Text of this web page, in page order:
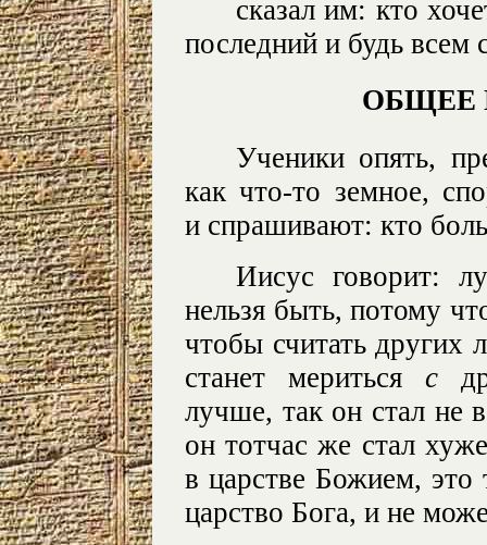
сказал им: кто
последний и будь всем
ОБЩЕЕ
Ученики опять,
как что-то земное,
и спрашивают: кто
Иисус говорит:
нельзя быть, потому
чтобы считать других
станет мериться с
лучше, так он стал не
он тотчас же стал
в царстве Божием, это
царство Бога, и не